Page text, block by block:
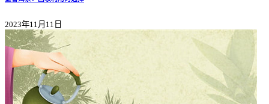
2023年11月11日